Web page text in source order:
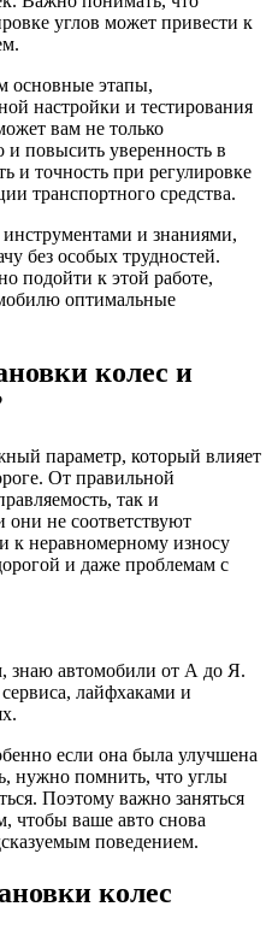
углов может привести к
основные этапы,
настройки и тестирования
вам не только
повысить уверенность в
и точность при регулировке
транспортного средства.
и знаниями,
без особых трудностей.
подойти к этой работе,
оптимальные
колес и
параметр, который влияет
От правильной
так и
они не соответствуют
к неравномерному износу
и даже проблемам с
знаю автомобили от А до Я.
лайфхаками и
если она была улучшена
нужно помнить, что углы
Поэтому важно заняться
чтобы ваше авто снова
поведением.
колес